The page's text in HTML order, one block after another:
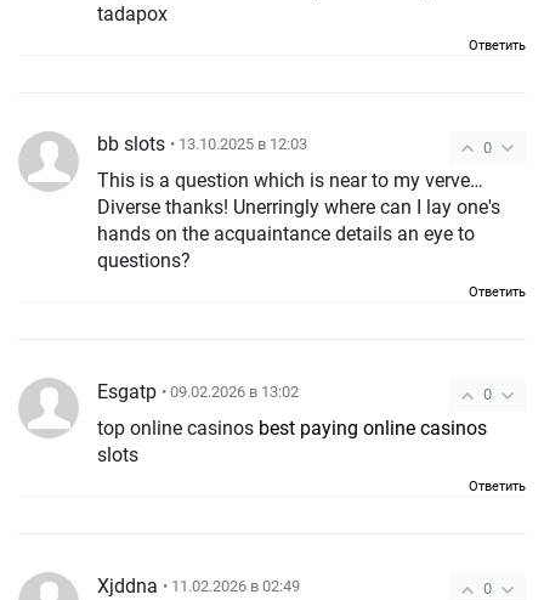
tadapox
Ответить
0
bb slots • 13.10.2025 в 12:03
This is a question which is near to my verve…
Diverse thanks! Unerringly where can I lay one's
hands on the acquaintance details an eye to
questions?
Ответить
0
Esgatp • 09.02.2026 в 13:02
top online casinos best paying online casinos
slots
Ответить
0
Xjddna • 11.02.2026 в 02:49